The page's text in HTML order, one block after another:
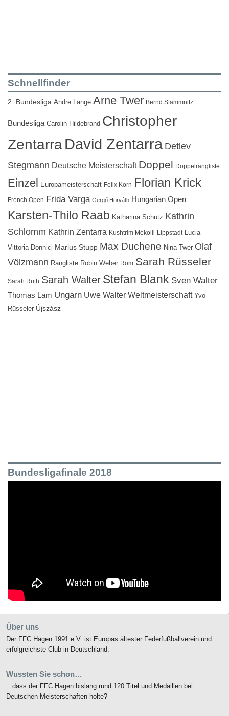
Schnellfinder
2. Bundesliga Andre Lange Arne Twer Bernd Stammnitz
Bundesliga Carolin Hildebrand Christopher
ZentarraDavid Zentarra Detlev
Stegmann Deutsche Meisterschaft Doppel Doppelrangliste
Einzel Europameisterschaft Felix Korn Florian Krick
French Open Frida Varga Gergő Horváth Hungarian Open
Karsten-Thilo Raab Katharina Schütz Kathrin
Schlomm Kathrin Zentarra Kushtrim Mekolli Lippstadt Lucia
Vittoria Donnici Marius Stupp Max Duchene Nina Twer Olaf
Völzmann Rangliste Robin Weber Rom Sarah Rüsseler
Sarah Rüth Sarah Walter Stefan Blank Sven Walter
Thomas Lam Ungarn Uwe Walter Weltmeisterschaft Yvo
Rüsseler Újszász
Bundesligafinale 2018
Über uns
Der FFC Hagen 1991 e.V. ist Europas ältester Federfußballverein und
erfolgreichste Club in Deutschland.
Wussten Sie schon…
...dass der FFC Hagen bislang rund 120 Titel und Medaillen bei
Deutschen Meisterschaften holte?